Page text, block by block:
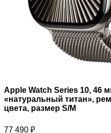
Apple Watch Series 10, 46
«натуральный титан»,
цвета, размер S/M
77 490 ₽